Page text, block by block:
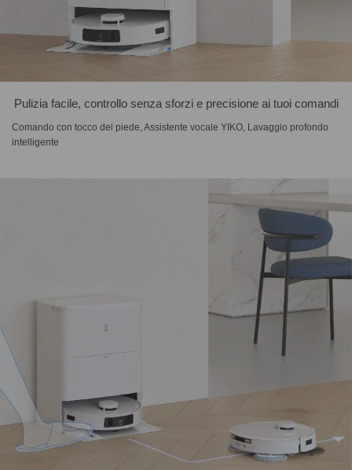
Pulizia facile, controllo senza sforzi e precisione ai tuoi comandi
Comando con tocco del piede, Assistente vocale YIKO, Lavaggio profondo
intelligente